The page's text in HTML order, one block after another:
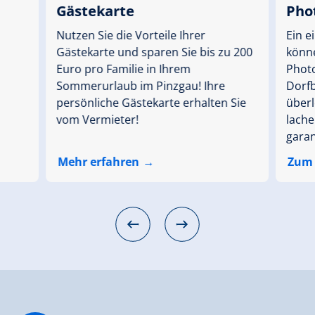
Gästekarte
Nutzen Sie die Vorteile Ihrer
Gästekarte und sparen Sie bis zu 200
Euro pro Familie in Ihrem
Sommerurlaub im Pinzgau! Ihre
persönliche Gästekarte erhalten Sie
vom Vermieter!
Mehr erfahren
Ein